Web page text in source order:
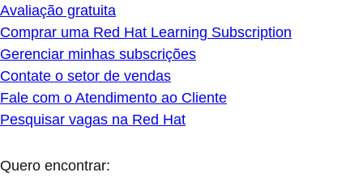
Avaliação gratuita
Comprar uma Red Hat Learning Subscription
Gerenciar minhas subscrições
Contate o setor de vendas
Fale com o Atendimento ao Cliente
Pesquisar vagas na Red Hat
Quero encontrar: